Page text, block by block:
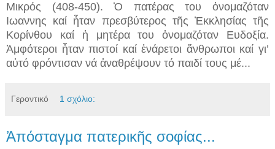
Μικρός (408-450). Ὁ πατέρας του ὀνομαζόταν
Ιωαννης καί ἦταν πρεσβύτερος τῆς Ἐκκλησίας τῆς
Κορίνθου καί ἡ μητέρα του ὀνομαζόταν Ευδοξία.
Ἀμφότεροι ἦταν πιστοί καί ἐνάρετοι ἄνθρωποι καί γι’
αὐτό φρόντισαν νά ἀναθρέψουν τό παιδί τους μέ...
Γεροντικό 1 σχόλιο:
Ἀπόσταγμα πατερικῆς σοφίας...